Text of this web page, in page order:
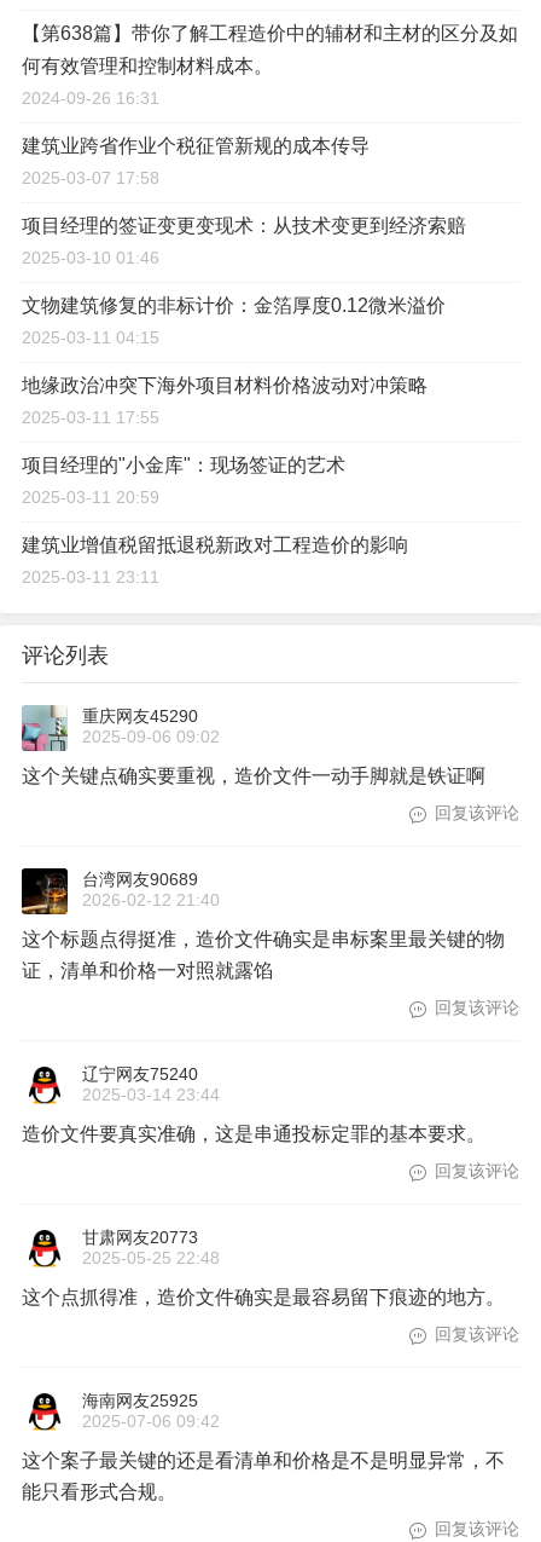
【第638篇】带你了解工程造价中的辅材和主材的区分及如
何有效管理和控制材料成本。
2024-09-26 16:31
建筑业跨省作业个税征管新规的成本传导
2025-03-07 17:58
项目经理的签证变更变现术：从技术变更到经济索赔
2025-03-10 01:46
文物建筑修复的非标计价：金箔厚度0.12微米溢价
2025-03-11 04:15
地缘政治冲突下海外项目材料价格波动对冲策略
2025-03-11 17:55
项目经理的"小金库"：现场签证的艺术
2025-03-11 20:59
建筑业增值税留抵退税新政对工程造价的影响
2025-03-11 23:11
评论列表
重庆网友45290
2025-09-06 09:02
这个关键点确实要重视，造价文件一动手脚就是铁证啊
回复该评论
台湾网友90689
2026-02-12 21:40
这个标题点得挺准，造价文件确实是串标案里最关键的物
证，清单和价格一对照就露馅
回复该评论
辽宁网友75240
2025-03-14 23:44
造价文件要真实准确，这是串通投标定罪的基本要求。
回复该评论
甘肃网友20773
2025-05-25 22:48
这个点抓得准，造价文件确实是最容易留下痕迹的地方。
回复该评论
海南网友25925
2025-07-06 09:42
这个案子最关键的还是看清单和价格是不是明显异常，不
能只看形式合规。
回复该评论